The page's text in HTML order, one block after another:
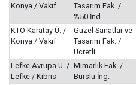
Konya / Vakıf
Tasarım Fak. /
%50 İnd.
KTO Karatay Ü. /
Konya / Vakıf
Güzel Sanatlar ve
Tasarım Fak. /
Ücretli
Lefke Avrupa Ü. /
Lefke / Kıbrıs
Mimarlık Fak. /
Burslu İng.